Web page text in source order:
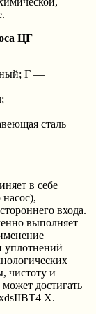
ЦГ
Г —
сталь
в себе
входа.
выполняет
уплотнений
чистоту и
достигать
X.